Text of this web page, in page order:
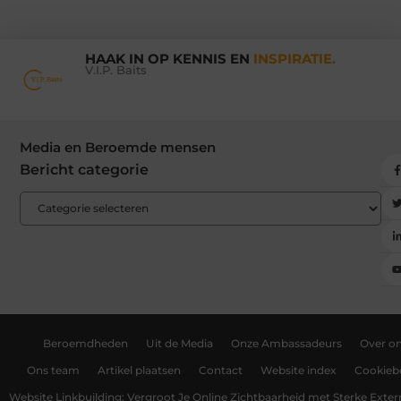
HAAK IN OP KENNIS EN INSPIRATIE.
V.I.P. Baits
Media en Beroemde mensen
Bericht categorie
Beroemdheden Uit de Media Onze Ambassadeurs Over
Ons team Artikel plaatsen Contact Website index
Website Linkbuilding: Vergroot Je Online Zichtbaarheid met Sterke